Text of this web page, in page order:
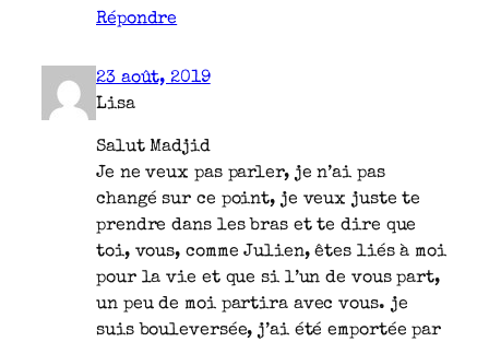
Répondre
23 août, 2019
Lisa
Salut Madjid
Je ne veux pas parler, je n’ai pas
changé sur ce point, je veux juste te
prendre dans les bras et te dire que
toi, vous, comme Julien, êtes liés à moi
pour la vie et que si l’un de vous part,
un peu de moi partira avec vous. je
suis bouleversée, j’ai été emportée par